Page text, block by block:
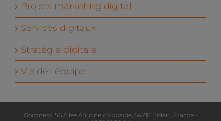
Projets marketing digital
Services digitaux
Stratégie digitale
Vie de l'équipe
Goodness, 56 Allée Antoine d’Abbadie, 64210 Bidart, France -